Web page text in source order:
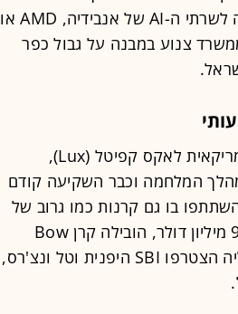
עד פי 1,000 יותר זיכרון לכל מעבד גרפי בהשוואה לשרתי ה-AI של אנבידיה, AMD או
צנוע במבנה על גבול כפר
את סיבוב הסיד גייסה מג'סטיק בהובלת הקרן האמריקאית לאקס קפיטל (Lux),
המלחמה וכבר השקיעה קודם
בו גם קרנות כמו גרוב של
דב מורן וחץ ונצ'רס. את סיבוב ה-A, בהיקף של 90 מיליון דולר, הובילה קרן Bow
Wave הניו יורקית של הישראלי איתי לנגרטל, אליה הצטרפו SBI היפנית וטל ונצ'רס,